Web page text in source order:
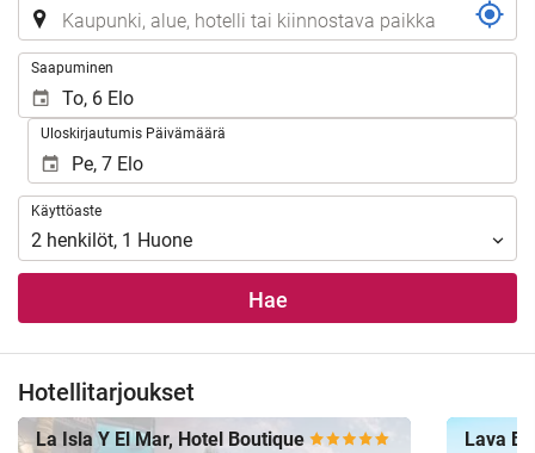
Saapuminen
Uloskirjautumis Päivämäärä
Käyttöaste
Käyttöaste
2 henkilöt, 1 Huone
Hae
Hotellitarjoukset
La Isla Y El Mar, Hotel Boutique Lava